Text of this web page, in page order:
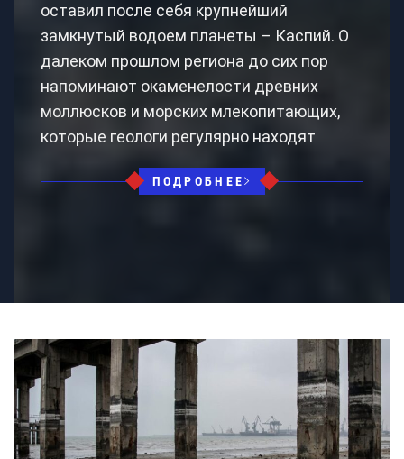
оставил после себя крупнейший
замкнутый водоем планеты – Каспий. О
далеком прошлом региона до сих пор
напоминают окаменелости древних
моллюсков и морских млекопитающих,
которые геологи регулярно находят
ПОДРОБНЕЕ